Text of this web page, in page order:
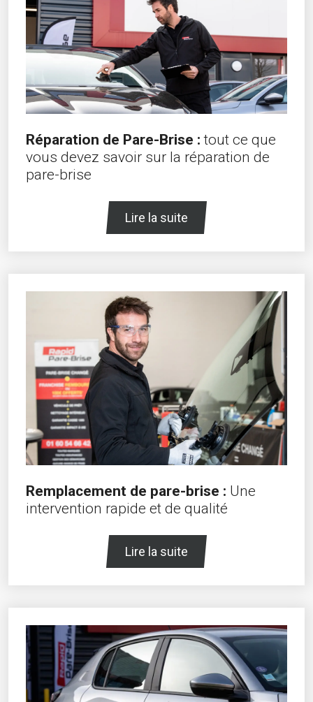
Réparation de Pare-Brise : tout ce que
vous devez savoir sur la réparation de
pare-brise
Lire la suite
Remplacement de pare-brise : Une
intervention rapide et de qualité
Lire la suite